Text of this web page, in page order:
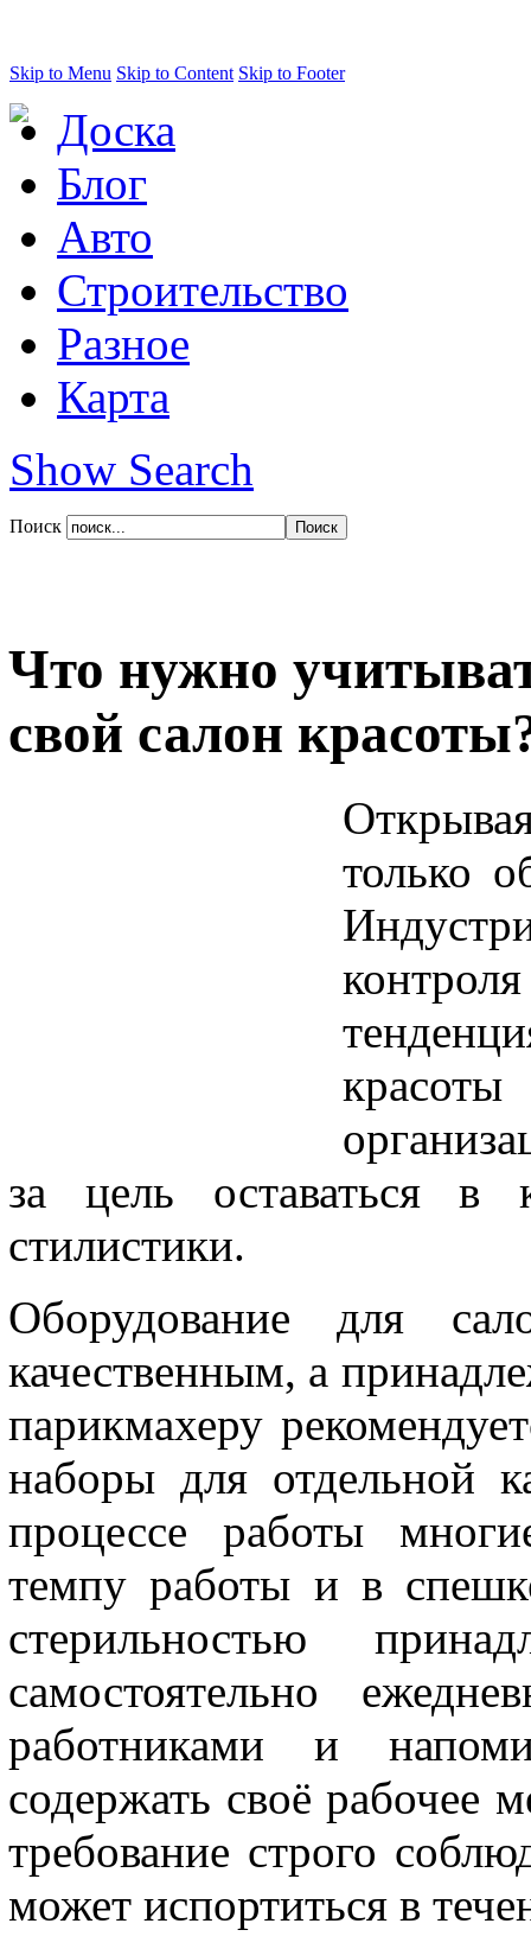
Skip to Menu Skip to Content Skip to Footer
Доска
Блог
Авто
Строительство
Разное
Карта
Show Search
Поиск
Что нужно
свой салон
только
за цель оставаться
стилистики.
Оборудование для
качественным, а
парикмахеру
наборы для отдельной
процессе работы
темпу работы и в
стерильностью
самостоятельно
работниками и
содержать своё рабочее
требование строго
может испортиться в